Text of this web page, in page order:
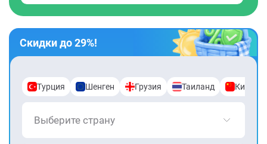
Скидки до 29%!
Турция Шенген Грузия Таиланд Китай
Выберите страну